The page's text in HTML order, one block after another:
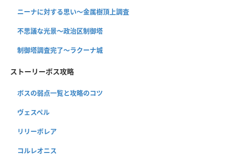
ニーナに対する思い〜金属樹頂上調査
不思議な光景〜政治区制御塔
制御塔調査完了〜ラクーナ城
ストーリーボス攻略
ボスの弱点一覧と攻略のコツ
ヴェスペル
リリーボレア
コルレオニス